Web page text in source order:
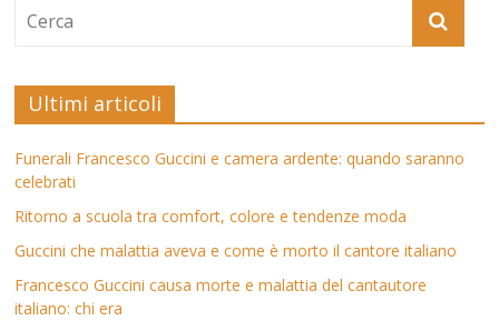
Ultimi articoli
Funerali Francesco Guccini e camera ardente: quando saranno
celebrati
Ritorno a scuola tra comfort, colore e tendenze moda
Guccini che malattia aveva e come è morto il cantore italiano
Francesco Guccini causa morte e malattia del cantautore
italiano: chi era